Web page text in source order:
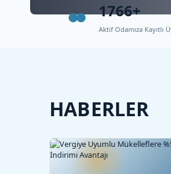
1766+
Aktif Odamıza Kayıtlı
HABERLER